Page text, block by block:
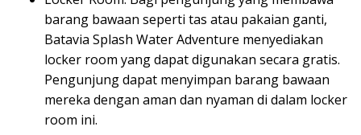
barang bawaan seperti tas atau pakaian ganti,
Batavia Splash Water Adventure menyediakan
locker room yang dapat digunakan secara gratis.
Pengunjung dapat menyimpan barang bawaan
mereka dengan aman dan nyaman di dalam locker
room ini.